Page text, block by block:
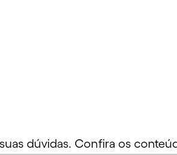
dúvidas. Confira os